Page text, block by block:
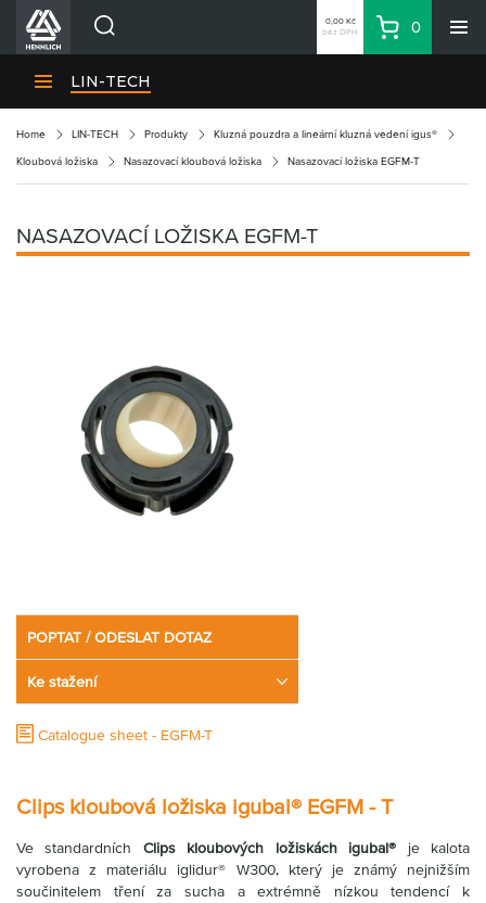
Divize HENNLICH
Blog
O firmě
Nákupní seznam
Partner Zone
0,00 Kč
bez DPH
Košík
0
LIN-TECH
Home LIN-TECH Produkty Kluzná pouzdra a lineární kluzná vedení igus®
Kloubová ložiska Nasazovací kloubová ložiska Nasazovací ložiska EGFM-T
NASAZOVACÍ LOŽISKA EGFM-T
POPTAT / ODESLAT DOTAZ
Ke stažení
Catalogue sheet - EGFM-T
Clips kloubová ložiska igubal® EGFM - T
Ve standardních Clips kloubových ložiskách igubal® je kalota
vyrobena z materiálu iglidur® W300, který je známý nejnižším
součinitelem tření za sucha a extrémně nízkou tendencí k